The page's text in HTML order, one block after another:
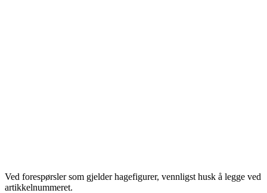
Ved forespørsler som gjelder hagefigurer, vennligst husk å legge ved
artikkelnummeret.